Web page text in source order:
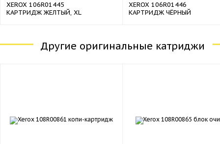
XEROX 106R01445
КАРТРИДЖ ЖЕЛТЫЙ, XL
XEROX 106R01446
КАРТРИДЖ ЧЁРНЫЙ
Другие оригинальные катриджи